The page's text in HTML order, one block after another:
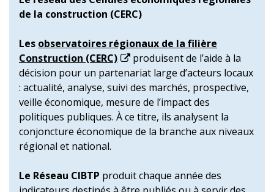
de la construction (CERC)
Les observatoires régionaux de la filière
Construction (CERC)
produisent de l’aide à la
décision pour un partenariat large d’acteurs locaux
: actualité, analyse, suivi des marchés, prospective,
veille économique, mesure de l’impact des
politiques publiques. À ce titre, ils analysent la
conjoncture économique de la branche aux niveaux
régional et national.
Le Réseau CIBTP produit chaque année des